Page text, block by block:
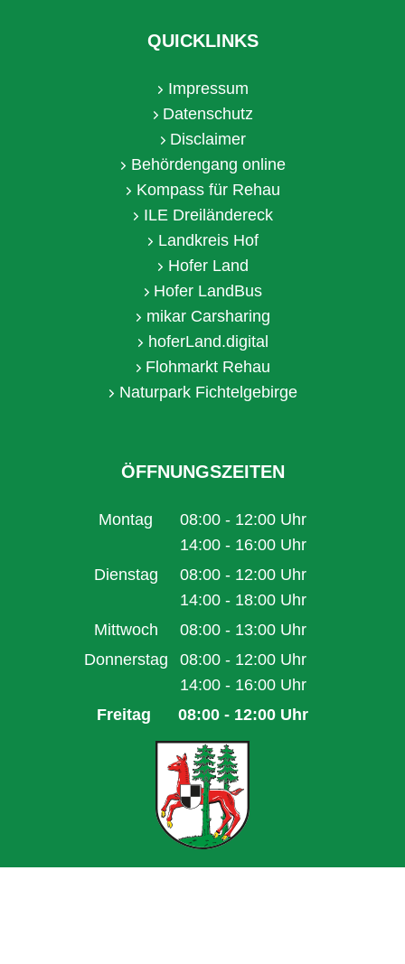
QUICKLINKS
Impressum
Datenschutz
Disclaimer
Behördengang online
Kompass für Rehau
ILE Dreiländereck
Landkreis Hof
Hofer Land
Hofer LandBus
mikar Carsharing
hoferLand.digital
Flohmarkt Rehau
Naturpark Fichtelgebirge
ÖFFNUNGSZEITEN
Montag 08:00 - 12:00 Uhr
Von 08:00 bis 12:00 Uhr
14:00 - 16:00 Uhr
Von 14:00 bis 16:00 Uhr
Dienstag 08:00 - 12:00 Uhr
Von 08:00 bis 12:00 Uhr
14:00 - 18:00 Uhr
Von 14:00 bis 18:00 Uhr
Mittwoch 08:00 - 13:00 Uhr
Von 08:00 bis 13:00 Uhr
Donnerstag 08:00 - 12:00 Uhr
Von 08:00 bis 12:00 Uhr
14:00 - 16:00 Uhr
Von 14:00 bis 16:00 Uhr
Freitag 08:00 - 12:00 Uhr
Von 08:00 bis 12:00 Uhr